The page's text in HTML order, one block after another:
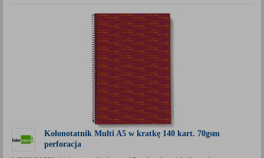
Kołonotatnik Multi A5 w kratkę 140 kart. 70gsm
perforacja